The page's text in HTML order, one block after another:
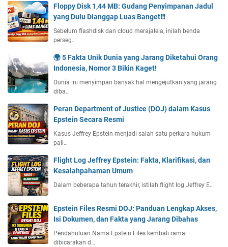
Floppy Disk 1,44 MB: Gudang Penyimpanan Jadul
yang Dulu Dianggap Luas Banget❗❗
Sebelum flashdisk dan cloud merajalela, inilah benda
perseg…
🌍 5 Fakta Unik Dunia yang Jarang Diketahui Orang
Indonesia, Nomor 3 Bikin Kaget!
Dunia ini menyimpan banyak hal mengejutkan yang jarang
diba…
Peran Department of Justice (DOJ) dalam Kasus
Epstein Secara Resmi
Kasus Jeffrey Epstein menjadi salah satu perkara hukum
pali…
Flight Log Jeffrey Epstein: Fakta, Klarifikasi, dan
Kesalahpahaman Umum
Dalam beberapa tahun terakhir, istilah flight log Jeffrey E…
Epstein Files Resmi DOJ: Panduan Lengkap Akses,
Isi Dokumen, dan Fakta yang Jarang Dibahas
Pendahuluan Nama Epstein Files kembali ramai
dibicarakan d…